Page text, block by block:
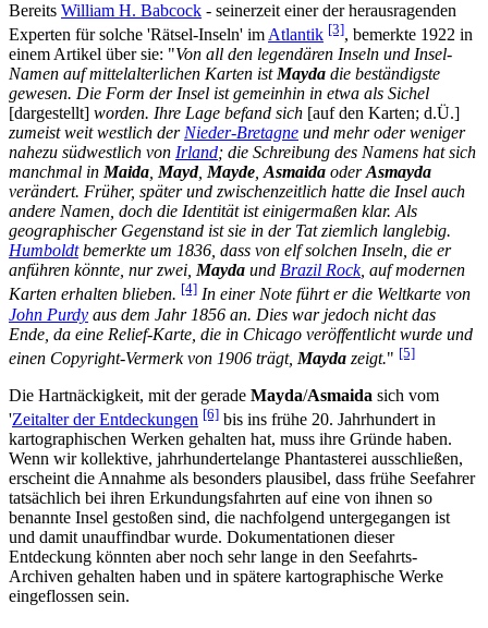
Bereits William H. Babcock - seinerzeit einer der herausragenden
Experten für solche 'Rätsel-Inseln' imAtlantik [3], bemerkte 1922 in
einem Artikel über sie: "Von all den legendären Inseln und Insel-
Namen auf mittelalterlichen Karten istMayda die beständigste
gewesen. Die Form der Insel ist gemeinhin in etwa als Sichel
[dargestellt] worden. Ihre Lage befand sich [auf den Karten; d.Ü.]
zumeist weit westlich derNieder-Bretagne und mehr oder weniger
nahezu südwestlich von Irland; die Schreibung des Namens hat sich
manchmal inMaida,Mayd,Mayde,Asmaida oderAsmayda
verändert. Früher, später und zwischenzeitlich hatte die Insel auch
andere Namen, doch die Identität ist einigermaßen klar. Als
geographischer Gegenstand ist sie in der Tat ziemlich langlebig.
Humboldtbemerkte um 1836, dass von elf solchen Inseln, die er
anführen könnte, nur zwei,Mayda und Brazil Rock, auf modernen
Karten erhalten blieben. [4] In einer Note führt er die Weltkarte von
John Purdy aus dem Jahr 1856 an. Dies war jedoch nicht das
Ende, da eine Relief-Karte, die in Chicago veröffentlicht wurde und
einen Copyright-Vermerk von 1906 trägt, Mayda zeigt." [5]
Die Hartnäckigkeit, mit der gerade Mayda/Asmaida sich vom
'Zeitalter der Entdeckungen [6] bis ins frühe 20. Jahrhundert in
kartographischen Werken gehalten hat, muss ihre Gründe haben.
Wenn wir kollektive, jahrhundertelange Phantasterei ausschließen,
erscheint die Annahme als besonders plausibel, dass frühe Seefahrer
tatsächlich bei ihren Erkundungsfahrten auf eine von ihnen so
benannte Insel gestoßen sind, die nachfolgend untergegangen ist
und damit unauffindbar wurde. Dokumentationen dieser
Entdeckung könnten aber noch sehr lange in den Seefahrts-
Archiven gehalten haben und in spätere kartographische Werke
eingeflossen sein.